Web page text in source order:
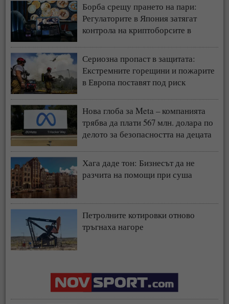
Борба срещу прането на пари:
Регулаторите в Япония затягат
контрола на криптоборсите в
Сериозна пропаст в защитата:
Екстремните горещини и пожарите
в Европа поставят под риск
Нова глоба за Meta – компанията
трябва да плати 567 млн. долара по
делото за безопасността на децата
Хага даде тон: Бизнесът да не
разчита на помощи при суша
Петролните котировки отново
тръгнаха нагоре